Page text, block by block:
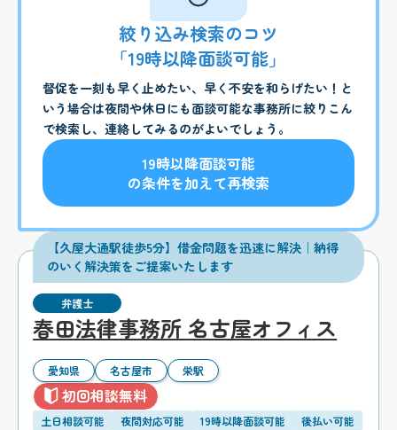
絞り込み検索のコツ
「19時以降面談可能」
督促を一刻も早く止めたい、早く不安を和らげたい！と
いう場合は夜間や休日にも面談可能な事務所に絞りこん
で検索し、連絡してみるのがよいでしょう。
19時以降面談可能
の条件を加えて再検索
【久屋大通駅徒歩5分】借金問題を迅速に解決｜納得
のいく解決策をご提案いたします
弁護士
春田法律事務所 名古屋オフィス
愛知県 名古屋市 栄駅
初回相談無料
土日相談可能 夜間対応可能 19時以降面談可能
後払い可能